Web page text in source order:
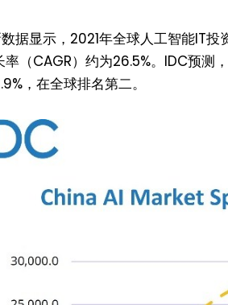
据显示，2021年全球人工智能IT
率（CAGR）约为26.5%。IDC预
，在全球排名第二。